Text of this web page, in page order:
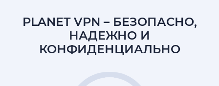
PLANET VPN – БЕЗОПАСНО,
НАДЕЖНО И
КОНФИДЕНЦИАЛЬНО